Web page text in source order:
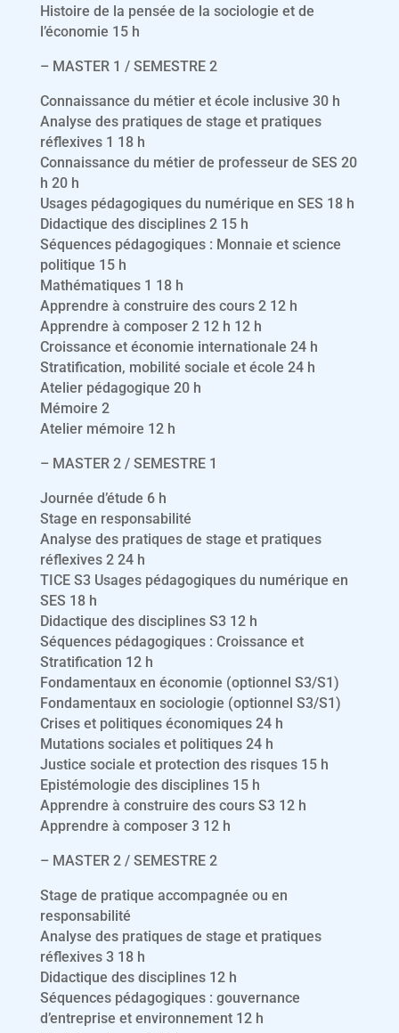
Histoire de la pensée de la sociologie et de
l’économie 15 h
– MASTER 1 / SEMESTRE 2
Connaissance du métier et école inclusive 30 h
Analyse des pratiques de stage et pratiques
réflexives 1 18 h
Connaissance du métier de professeur de SES 20
h 20 h
Usages pédagogiques du numérique en SES 18 h
Didactique des disciplines 2 15 h
Séquences pédagogiques : Monnaie et science
politique 15 h
Mathématiques 1 18 h
Apprendre à construire des cours 2 12 h
Apprendre à composer 2 12 h 12 h
Croissance et économie internationale 24 h
Stratification, mobilité sociale et école 24 h
Atelier pédagogique 20 h
Mémoire 2
Atelier mémoire 12 h
– MASTER 2 / SEMESTRE 1
Journée d’étude 6 h
Stage en responsabilité
Analyse des pratiques de stage et pratiques
réflexives 2 24 h
TICE S3 Usages pédagogiques du numérique en
SES 18 h
Didactique des disciplines S3 12 h
Séquences pédagogiques : Croissance et
Stratification 12 h
Fondamentaux en économie (optionnel S3/S1)
Fondamentaux en sociologie (optionnel S3/S1)
Crises et politiques économiques 24 h
Mutations sociales et politiques 24 h
Justice sociale et protection des risques 15 h
Epistémologie des disciplines 15 h
Apprendre à construire des cours S3 12 h
Apprendre à composer 3 12 h
– MASTER 2 / SEMESTRE 2
Stage de pratique accompagnée ou en
responsabilité
Analyse des pratiques de stage et pratiques
réflexives 3 18 h
Didactique des disciplines 12 h
Séquences pédagogiques : gouvernance
d’entreprise et environnement 12 h